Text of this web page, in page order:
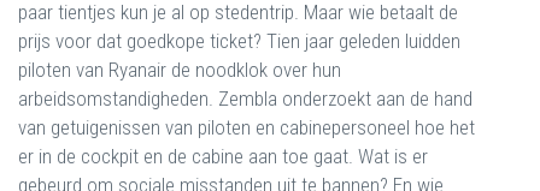
paar tientjes kun je al op stedentrip. Maar wie betaalt de
prijs voor dat goedkope ticket? Tien jaar geleden luidden
piloten van Ryanair de noodklok over hun
arbeidsomstandigheden. Zembla onderzoekt aan de hand
van getuigenissen van piloten en cabinepersoneel hoe het
er in de cockpit en de cabine aan toe gaat. Wat is er
gebeurd om sociale misstanden uit te bannen? En wie